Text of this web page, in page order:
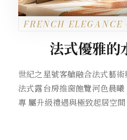
FRENCH ELEGANCE
法式優雅的
世紀之星號客艙融合法式藝
法式露台房推窗飽覽河色晨
專 屬升級禮遇與極致起居空間